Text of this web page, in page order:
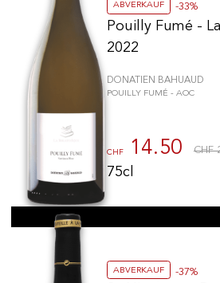
ABVERKAUF -33%
Pouilly Fumé -
2022
DONATIEN BAHUAUD
POUILLY FUMÉ - AOC
CHF 14.50 CHF
75cl
ABVERKAUF -37%